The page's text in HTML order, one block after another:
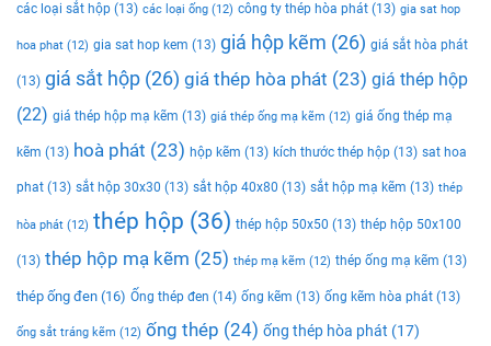
các loại sắt hộp (13) các loại ống (12) công ty thép hòa phát (13) gia sat hop
hoa phat (12) gia sat hop kem (13) giá hộp kẽm (26) giá sắt hòa phát
(13) giá sắt hộp (26) giá thép hòa phát (23) giá thép hộp
(22) giá thép hộp mạ kẽm (13) giá thép ống mạ kẽm (12) giá ống thép mạ
kẽm (13) hoà phát (23) hộp kẽm (13) kích thước thép hộp (13) sat hoa
phat (13) sắt hộp 30x30 (13) sắt hộp 40x80 (13) sắt hộp mạ kẽm (13) thép
hòa phát (12) thép hộp (36) thép hộp 50x50 (13) thép hộp 50x100
(13) thép hộp mạ kẽm (25) thép mạ kẽm (12) thép ống mạ kẽm (13)
thép ống đen (16) Ống thép đen (14) ống kẽm (13) ống kẽm hòa phát (13)
ống sắt tráng kẽm (12) ống thép (24) ống thép hòa phát (17)